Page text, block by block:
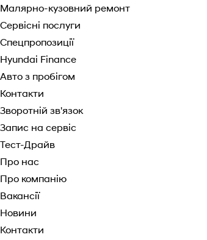
Малярно-кузовний ремонт
Сервісні послуги
Спецпропозиції
Hyundai Finance
Авто з пробігом
Контакти
Зворотній зв'язок
Запис на сервіс
Тест-Драйв
Про нас
Про компанію
Вакансії
Новини
Контакти